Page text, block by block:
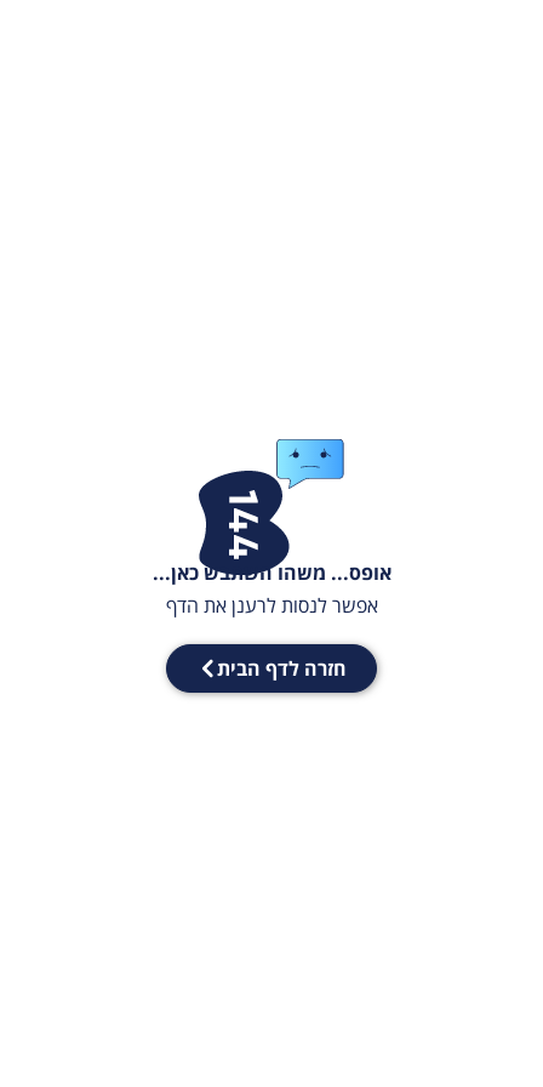
אופס... משהו השתבש כאן...
אפשר לנסות לרענן את הדף
חזרה לדף הבית